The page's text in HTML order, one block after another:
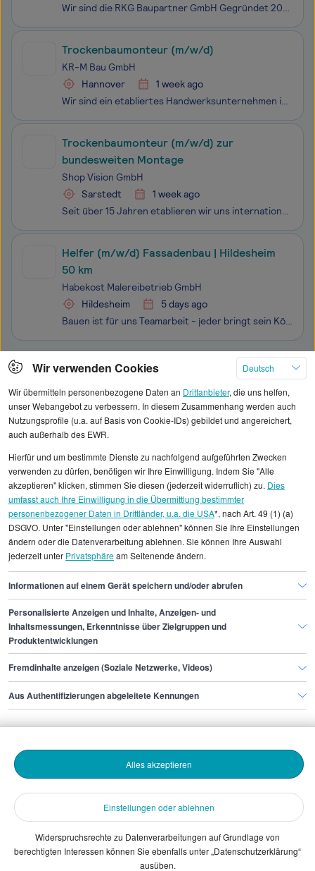
Wir sind die RKG Baupartner GmbH Gegründet 2017, wachsen die von uns realisierten Projekte und unser Unternehmen kontinuierlich. Zur unbefristeten Festanstellung suchen wir von daher Trockenbauer (m/w/d)
Trockenbaumonteur (m/w/d)
KR-M Bau GmbH
Hannover
1 week ago
Wir sind ein etabliertes Handwerksunternehmen im Bereich Innenausbau und Trockenbau. Zur Verstärkung unseres Teams suchen wir ab sofort einen engagierten Trockenbaumonteur (m/w/d) in Vollzeit.
Trockenbaumonteur (m/w/d) zur
bundesweiten Montage
Shop Vision GmbH
Sarstedt
1 week ago
Seit über 15 Jahren etablieren wir uns international in den Geschäftsbereichen Laden- und Displaybau. Hinter dieser Erfolgsgeschichte steckt ein kompetentes, engagiertes und erfahrenes Team aus über 40 Mitarbeitern. Damit wir unseren Kunden auch weiterhin hochwertige Ergebnisse bei wachsenden Gesch
Helfer (m/w/d) Fassadenbau | Hildesheim
50 km
Habekost Malereibetrieb GmbH
Hildesheim
5 days ago
Bauen ist für uns Teamarbeit - jeder bringt sein Können ein und gemeinsam schaffen wir Großes. Seit über 70 Jahren verbinden wir Tradition mit modernster Technik. Das Ergebnis: echtes Handwerk, modern und präzise ausgeführt - das ist unser Markenzeichen. Wir bauen Fassaden auf Holz- oder Aluminiumko
Klicken Sie hier, um weitere Angebote anzuzeigen
statistischen Erhebungen durch StepStone. Es sind
Durchschnittswerte und die Angaben können nicht
einzelnen Stellenangeboten zugeordnet werden.
Gehaltsinformationen
Bauwesen
Trockenbauer/in
Trockenbauer/in Hannover
Finde den Job,
der zu dir passt.
Bewerbende
The Stepstone Group GmbH © 2026
Wir verwenden Cookies
Deutsch
Wir übermitteln personenbezogene Daten an Drittanbieter, die uns helfen,
unser Webangebot zu verbessern. In diesem Zusammenhang werden auch
Nutzungsprofile (u.a. auf Basis von Cookie-IDs) gebildet und angereichert,
auch außerhalb des EWR.
Hierfür und um bestimmte Dienste zu nachfolgend aufgeführten Zwecken
verwenden zu dürfen, benötigen wir Ihre Einwilligung. Indem Sie "Alle
akzeptieren" klicken, stimmen Sie diesen (jederzeit widerruflich) zu. Dies
umfasst auch Ihre Einwilligung in die Übermittlung bestimmter
personenbezogener Daten in Drittländer, u.a. die USA*, nach Art. 49 (1) (a)
DSGVO. Unter "Einstellungen oder ablehnen" können Sie Ihre Einstellungen
ändern oder die Datenverarbeitung ablehnen. Sie können Ihre Auswahl
jederzeit unter Privatsphäream Seitenende ändern.
Informationen auf einem Gerät speichern und/oder abrufen
Personalisierte Anzeigen und Inhalte, Anzeigen- und
Inhaltsmessungen, Erkenntnisse über Zielgruppen und
Produktentwicklungen
Fremdinhalte anzeigen (Soziale Netzwerke, Videos)
Aus Authentifizierungen abgeleitete Kennungen
Einstellungen oder ablehnen
Alles akzeptieren
Widerspruchsrechte zu Datenverarbeitungen auf Grundlage von
berechtigten Interessen können Sie ebenfalls unter „Datenschutzerklärung“
ausüben.